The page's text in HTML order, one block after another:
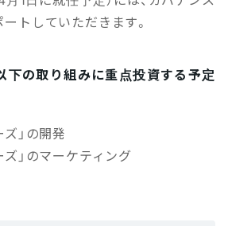
トしていただきます。
の取り組みに重点投資する予定
ズ」の開発
ズ」のマーケティング